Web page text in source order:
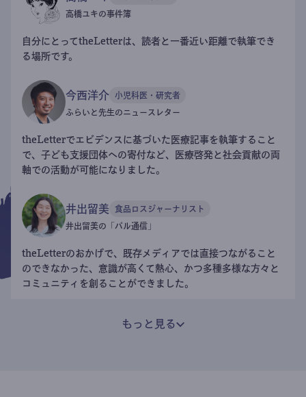
高橋ユキの事件簿
自分にとってtheLetterは、読者と一番近い距離で執筆でき
る場所です。
今西洋介 小児科医・研究者
ふらいと先生のニュースレター
theLetterでエビデンスに基づいた医療記事を執筆すること
で、子ども支援団体への寄付など、医療啓発と社会貢献の両
軸での活動が可能になりました。
井出留美 食品ロスジャーナリスト
井出留美の「パル通信」
theLetterのおかげで、既存メディアでは直接つながること
のできなかった、意識が高くて熱心、かつ多種多様な方々と
コミュニティを創ることができました。
もっと見る